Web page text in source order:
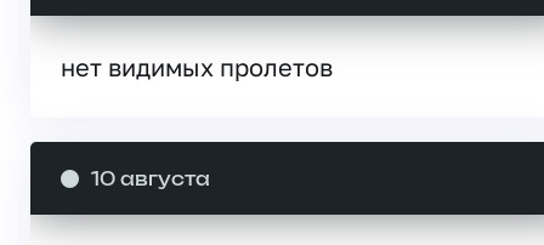
нет видимых пролетов
10 августа